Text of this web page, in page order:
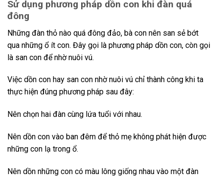
Sử dụng phương pháp dồn con khi đàn quá
đông
Những đàn thỏ nào quá đông đảo, bà con nên san sẻ bớt
qua những ổ ít con. Đây gọi là phương pháp dồn con, còn gọi
là san con để nhờ nuôi vú.
Việc dồn con hay san con nhờ nuôi vú chỉ thành công khi ta
thực hiện đúng phương pháp sau đây:
Nên chọn hai đàn cùng lứa tuổi với nhau.
Nên dồn con vào ban đêm để thỏ mẹ không phát hiện được
những con lạ trong ổ.
Nên dồn những con có màu lông giống nhau vào một đàn